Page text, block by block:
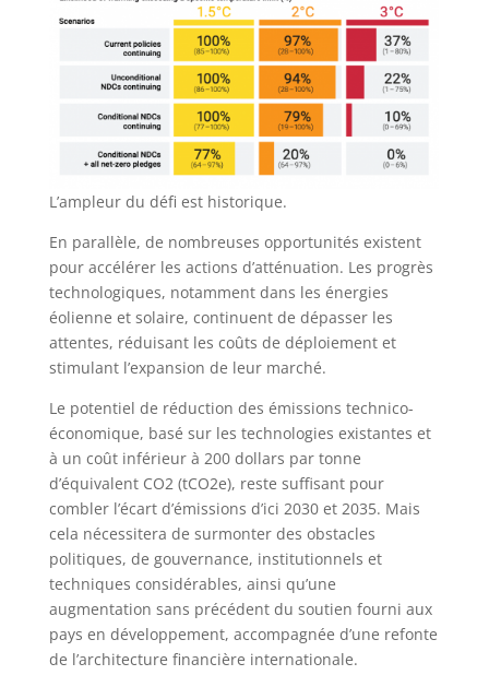
L’ampleur du défi est historique.
En parallèle, de nombreuses opportunités existent
pour accélérer les actions d’atténuation. Les progrès
technologiques, notamment dans les énergies
éolienne et solaire, continuent de dépasser les
attentes, réduisant les coûts de déploiement et
stimulant l’expansion de leur marché.
Le potentiel de réduction des émissions technico-
économique, basé sur les technologies existantes et
à un coût inférieur à 200 dollars par tonne
d’équivalent CO2 (tCO2e), reste suffisant pour
combler l’écart d’émissions d’ici 2030 et 2035. Mais
cela nécessitera de surmonter des obstacles
politiques, de gouvernance, institutionnels et
techniques considérables, ainsi qu’une
augmentation sans précédent du soutien fourni aux
pays en développement, accompagnée d’une refonte
de l’architecture financière internationale.